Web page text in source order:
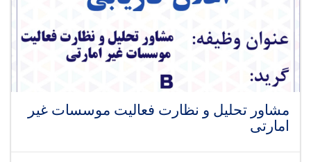
مشاور تحلیل و نظارت فعالیت موسسات غیر
امارتی